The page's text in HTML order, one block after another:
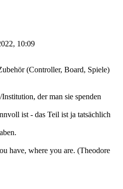
10:09
(Controller, Board, Spiele)
der man sie spenden
ist - das Teil ist ja tatsächlich
have, where you are. (Theodore